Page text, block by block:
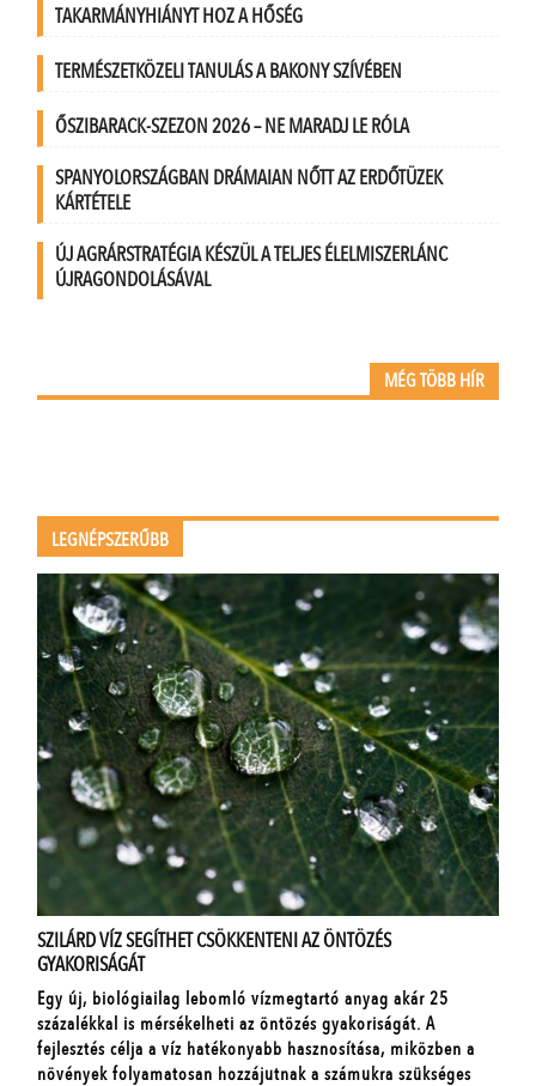
TAKARMÁNYHIÁNYT HOZ A HŐSÉG
TERMÉSZETKÖZELI TANULÁS A BAKONY SZÍVÉBEN
ŐSZIBARACK-SZEZON 2026 – NE MARADJ LE RÓLA
SPANYOLORSZÁGBAN DRÁMAIAN NŐTT AZ ERDŐTÜZEK
KÁRTÉTELE
ÚJ AGRÁRSTRATÉGIA KÉSZÜL A TELJES ÉLELMISZERLÁNC
ÚJRAGONDOLÁSÁVAL
MÉG TÖBB HÍR
LEGNÉPSZERŰBB